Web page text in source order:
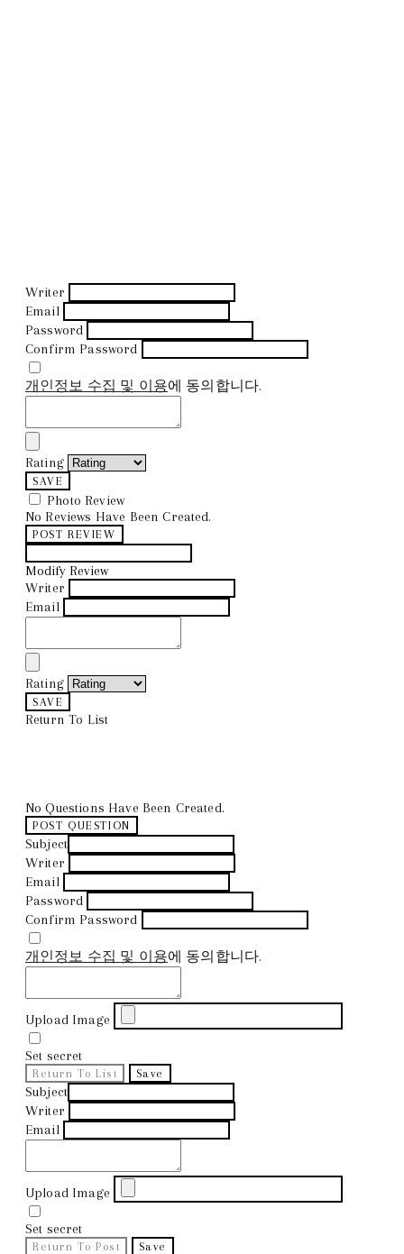
Writer
Email
Password
Confirm Password
개인정보 수집 및 이용에 동의합니다.
Rating
SAVE
Photo Review
No Reviews Have Been Created.
POST REVIEW
Modify Review
Writer
Email
Rating
SAVE
Return To List
No Questions Have Been Created.
POST QUESTION
Subject
Writer
Email
Password
Confirm Password
개인정보 수집 및 이용에 동의합니다.
Upload Image
Set secret
Return To List Save
Subject
Writer
Email
Upload Image
Set secret
Return To Post Save